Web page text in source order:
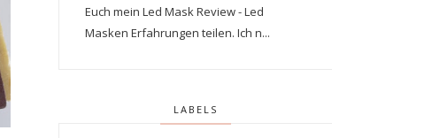
Euch mein Led Mask Review - Led
Masken Erfahrungen teilen. Ich n...
LABELS